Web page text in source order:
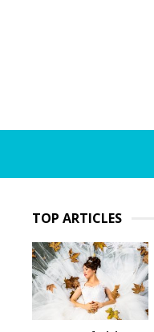
TOP ARTICLES